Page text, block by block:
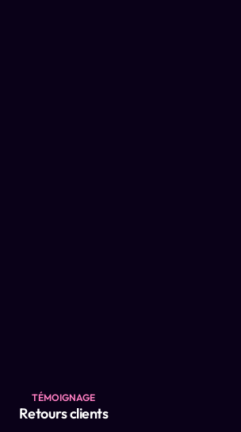
TÉMOIGNAGE
Retours clients